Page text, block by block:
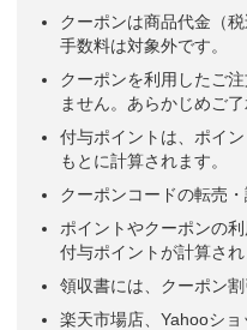
クーポンは商品代金（
手数料は対象外です。
クーポンを利用したご
ません。あらかじめご了
付与ポイントは、ポイ
もとに計算されます。
クーポンコードの転売
ポイントやクーポンの
付与ポイントが計算され
領収書には、クーポン
楽天市場店、Yahooシ